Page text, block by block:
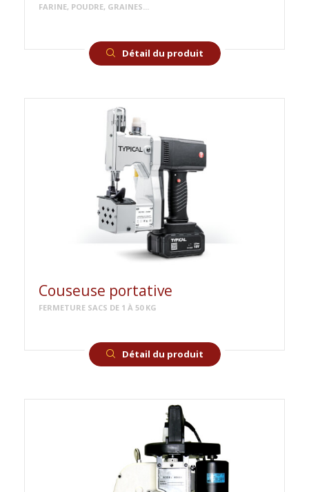
FARINE, POUDRE, GRAINES...
Détail du produit
Couseuse portative
FERMETURE SACS DE 1 À 50 KG
Détail du produit